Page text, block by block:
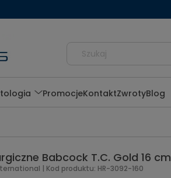
PromocjeKontaktZwrotyBlog
Babcock T.C. Gold 16 cm
| Kod produktu: HR-3092-160